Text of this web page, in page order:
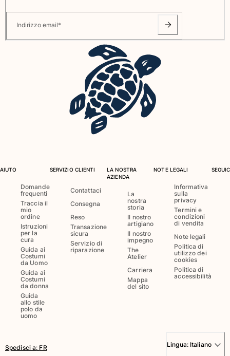
Collaborazioni
Regali
LE SPIAGGE VILEBREQUIN
Magazine
La Maison Vilebrequin
Domande frequenti
Trova il negozio
Contattaci
Monitora il mio ordine
Il mio account
Indirizzo email*
AIUTO
Domande
frequenti
Traccia il
mio
ordine
Istruzioni
per la
cura
Guida ai
Costumi
da Uomo
Guida ai
Costumi
da donna
Guida
allo stile
polo da
uomo
SERVIZIO CLIENTI
Contattaci
Consegna
Reso
Transazione
sicura
Servizio di
riparazione
LA NOSTRA
AZIENDA
La
nostra
storia
Il nostro
artigiano
Il nostro
impegno
The
Atelier
Carriera
Mappa
del sito
NOTE LEGALI
Informativa
sulla
privacy
Termini e
condizioni
di vendita
Note legali
Politica di
utilizzo dei
cookies
Politica di
accessibilità
Spedisci a: FR Lingua: Italiano